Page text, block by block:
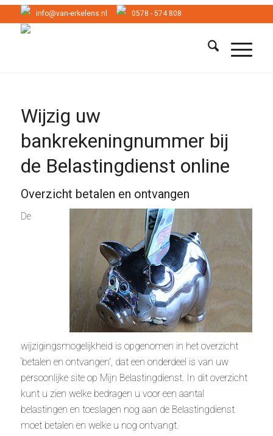
info@van-erkelens.nl 0578 - 574 808
Wijzig uw
bankrekeningnummer bij
de Belastingdienst online
Overzicht betalen en ontvangen
De
wijzigingsmogelijkheid is opgenomen in het overzicht
‘betalen en ontvangen’, dat een onderdeel is van uw
persoonlijke site op Mijn Belastingdienst. In dit overzicht
kunt u zien welke bedragen u voor een aantal
belastingen en toeslagen nog aan de Belastingdienst
moet betalen en welke u nog ontvangt.